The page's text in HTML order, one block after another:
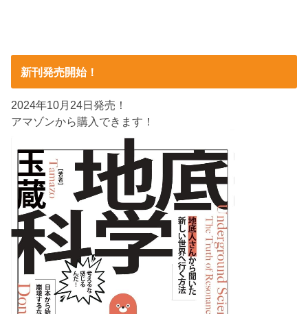
新刊発売開始！
2024年10月24日発売！
アマゾンから購入できます！